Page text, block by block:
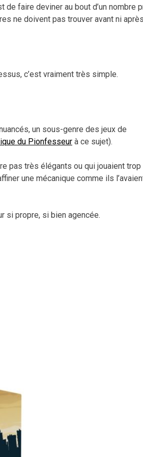
de faire deviner au bout d’un nombre
ne doivent pas trouver avant ni
c’est vraiment très simple.
un sous-genre des jeux de
du Pionfesseur à ce sujet).
pas très élégants ou qui jouaient trop
une mécanique comme ils
si propre, si bien agencée.